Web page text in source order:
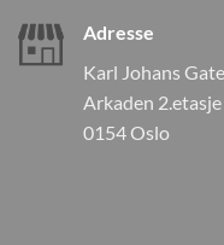
Adresse
Karl Johans
Arkaden 2.etasje
0154 Oslo